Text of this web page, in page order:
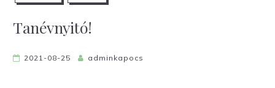
Tanévnyitó!
2021-08-25 adminkapocs